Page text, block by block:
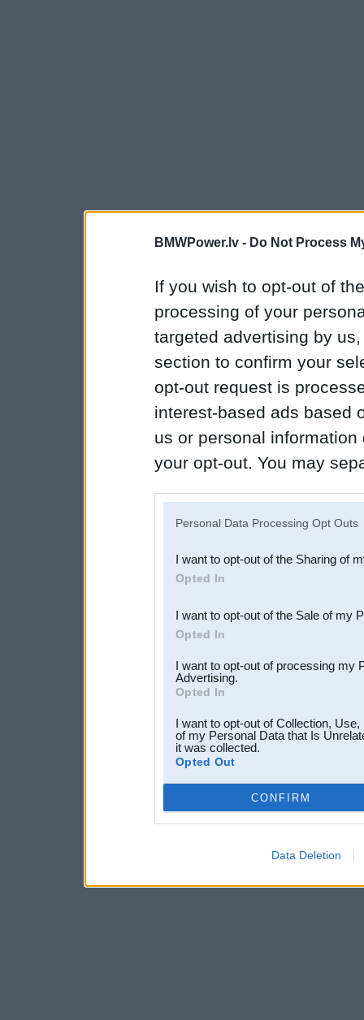
BMWPower.lv - Do Not Process
If you wish to opt-out of
processing of your
targeted advertising by
section to confirm your
opt-out request is
interest-based ads based
us or personal
your opt-out. You may
Downstream Participants
third parties.
Personal Data Processing Opt Outs
I want to opt-out of the Sharing of
Opted In
I want to opt-out of the Sale of my
Opted In
I want to opt-out of processing my
Advertising.
Opted In
I want to opt-out of Collection,
of my Personal Data that Is
it was collected.
Opted Out
CONFIRM
Data Deletion